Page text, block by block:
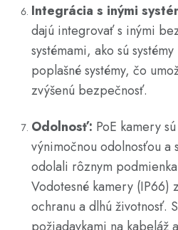
Integrácia s inými
dajú integrovať s inými
systémami, ako sú
poplašné systémy, čo
zvýšenú bezpečnosť.
Odolnosť: PoE kamery
výnimočnou odolnosťou a
odolali rôznym
Vodotesné kamery (IP66)
ochranu a dlhú životnosť.
požiadavkami na kabeláž